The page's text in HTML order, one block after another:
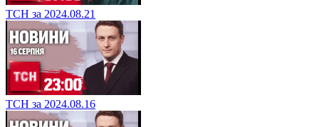
ТСН за 2024.08.21
ТСН за 2024.08.16